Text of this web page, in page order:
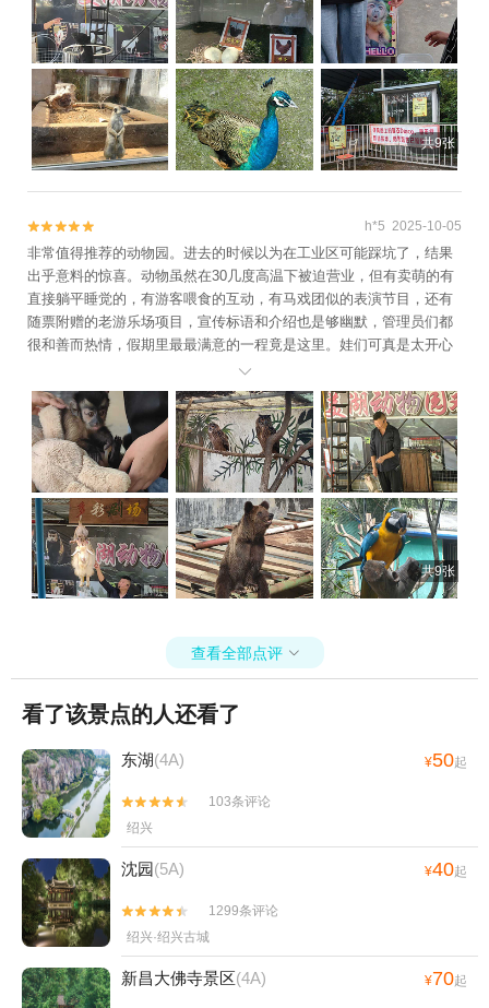
山兜率天景区+会稽山龙华寺+沈园草莓园
+会稽山高尔夫球场俱乐部+绍兴市城东体育
馆+太湖西山西施草莓园+杭州湾海上花田
+瓜渚湖公园+东方山水乐园水之王国(全室内
水公园)+上虞鲜果采摘+诸暨奇幻漂流+绍兴
梦幻水世界+诸暨龙太子欢乐谷+诸暨香榧探
险漂流+绍兴镜湖光影艺术节+绍兴会稽山大
禹陵乌篷船+安康寺+乌篷船码头+绍兴宣卷
馆+衢州乐翻天水上乐园+五泄漂流+镜湖湿
地海洋世界+新昌海洋公园+衢州大荫山森林
穿越探险乐园+衢州悦龙湾度假园区+let's go
游乐世界+衢州三毛滑雪乐园+诸暨城市广场
美猴游乐园+越剧小镇+绍兴曹娥江游艇俱乐
部有限公司+诸暨星空失恋博物馆+镜湖湿地
动物王国+镜湖湿地游乐园+绍兴科技馆+衢
州儿童公园+衢州古城文化旅游区+绍兴鲁迅
故居+诸暨迷宫露营天地+鲁镇社戏+新昌固
定翼体验+衢州神王谷景区+梦寻西施+诸暨
剧院+绍兴清廉馆+绍兴老街+衢州古城墙+衢
州神农殿+衢州书院+遇见西施·浣纱江夜游
+兰亭+诸暨市岭北吉竹溪漂流+浙江衢州跳
伞基地+镜湖乐园+衢州市体育中心+诸暨美
人城1日游
共9张

 h*5 2025-10-05
非常值得推荐的动物园。进去的时候以为在工业区可能踩坑了，结果
出乎意料的惊喜。动物虽然在30几度高温下被迫营业，但有卖萌的有
直接躺平睡觉的，有游客喂食的互动，有马戏团似的表演节目，还有
随票附赠的老游乐场项目，宣传标语和介绍也是够幽默，管理员们都
很和善而热情，假期里最最满意的一程竟是这里。娃们可真是太开心

共9张
查看全部点评 
看了该景点的人还看了
东湖(4A) ¥50起


103条评论
绍兴
沈园(5A) ¥40起


1299条评论
绍兴·绍兴古城
新昌大佛寺景区(4A) ¥70起